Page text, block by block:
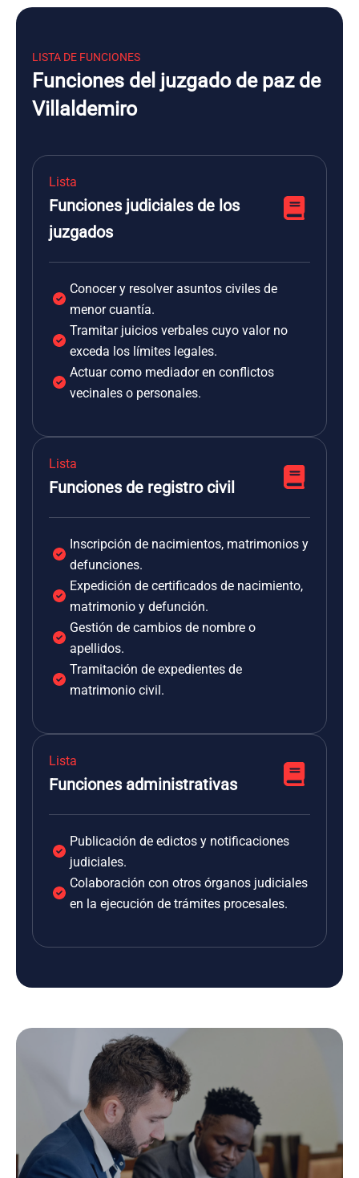
LISTA DE FUNCIONES
Funciones del juzgado de paz de
Villaldemiro
Lista
Funciones judiciales de los
juzgados
Conocer y resolver asuntos civiles de
menor cuantía.
Tramitar juicios verbales cuyo valor no
exceda los límites legales.
Actuar como mediador en conflictos
vecinales o personales.
Lista
Funciones de registro civil
Inscripción de nacimientos, matrimonios y
defunciones.
Expedición de certificados de nacimiento,
matrimonio y defunción.
Gestión de cambios de nombre o
apellidos.
Tramitación de expedientes de
matrimonio civil.
Lista
Funciones administrativas
Publicación de edictos y notificaciones
judiciales.
Colaboración con otros órganos judiciales
en la ejecución de trámites procesales.